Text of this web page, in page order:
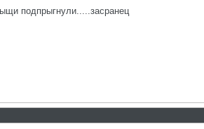
подпрыгнули.....засранец